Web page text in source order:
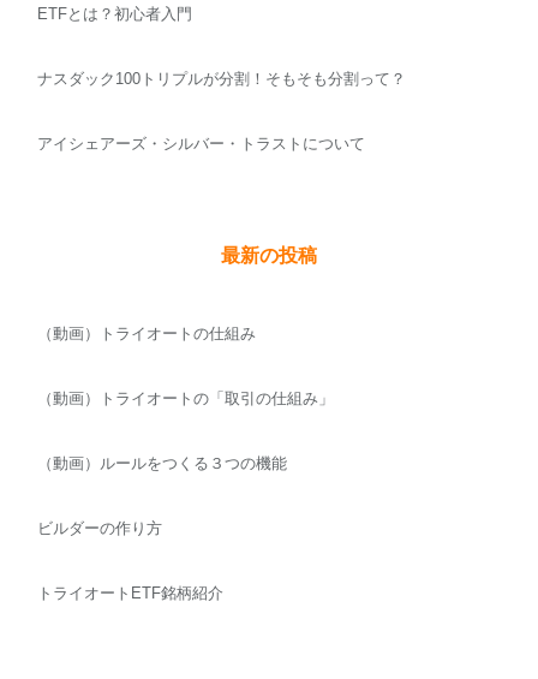
ETFとは？初心者入門
ナスダック100トリプルが分割！そもそも分割って？
アイシェアーズ・シルバー・トラストについて
最新の投稿
（動画）トライオートの仕組み
（動画）トライオートの「取引の仕組み」
（動画）ルールをつくる３つの機能
ビルダーの作り方
トライオートETF銘柄紹介